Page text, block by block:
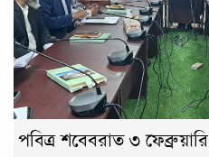
পবিত্র শবেবরাত ৩ ফেব্রুয়ারি